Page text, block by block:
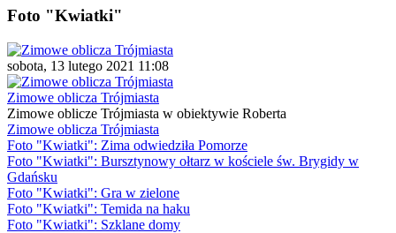
Foto "Kwiatki"
sobota, 13 lutego 2021 11:08
Zimowe oblicza Trójmiasta
Zimowe oblicze Trójmiasta w obiektywie Roberta
Zimowe oblicza Trójmiasta
Foto "Kwiatki": Zima odwiedziła Pomorze
Foto "Kwiatki": Bursztynowy ołtarz w kościele św. Brygidy w
Gdańsku
Foto "Kwiatki": Gra w zielone
Foto "Kwiatki": Temida na haku
Foto "Kwiatki": Szklane domy